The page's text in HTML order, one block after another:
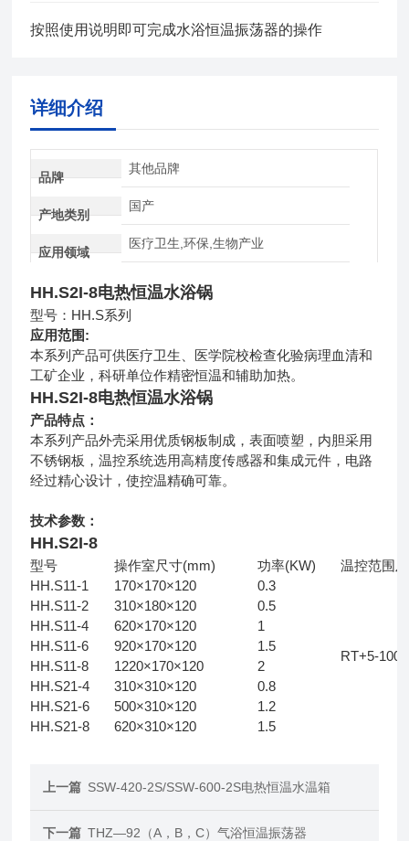
按照使用说明即可完成水浴恒温振荡器的操作
详细介绍
品牌
其他品牌
产地类别
国产
应用领域
医疗卫生,环保,生物产业
HH.S2I-8电热恒温水浴锅
型号：HH.S系列
应用范围:
本系列产品可供医疗卫生、医学院校检查化验病理血清和
工矿企业，科研单位作精密恒温和辅助加热。
HH.S2I-8电热恒温水浴锅
产品特点：
本系列产品外壳采用优质钢板制成，表面喷塑，内胆采用
不锈钢板，温控系统选用高精度传感器和集成元件，电路
经过精心设计，使控温精确可靠。
技术参数：
HH.S2I-8
型号 操作室尺寸(mm) 功率(KW)
温控范围
HH.S11-1
170×170×120 0.3
RT+5-
HH.S11-2 310×180×120
0.5
HH.S11-4
620×170×120
1
HH.S11-6
920×170×120
1.5
HH.S11-8
1220×170×120
2
HH.S21-4
310×310×120
0.8
HH.S21-6
500×310×120
1.2
HH.S21-8
620×310×120 1.5
上一篇 SSW-420-2S/SSW-600-2S电热恒温水温箱
下一篇 THZ—92（A，B，C）气浴恒温振荡器